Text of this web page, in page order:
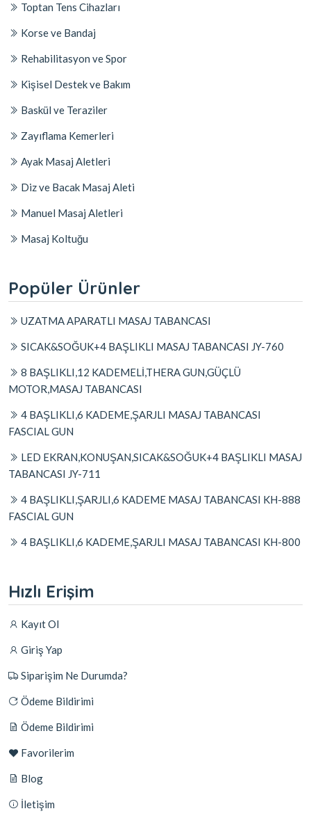
Toptan Tens Cihazları
Korse ve Bandaj
Rehabilitasyon ve Spor
Kişisel Destek ve Bakım
Baskül ve Teraziler
Zayıflama Kemerleri
Ayak Masaj Aletleri
Diz ve Bacak Masaj Aleti
Manuel Masaj Aletleri
Masaj Koltuğu
Popüler Ürünler
UZATMA APARATLI MASAJ TABANCASI
SICAK&SOĞUK+4 BAŞLIKLI MASAJ TABANCASI JY-760
8 BAŞLIKLI,12 KADEMELİ,THERA GUN,GÜÇLÜ
MOTOR,MASAJ TABANCASI
4 BAŞLIKLI,6 KADEME,ŞARJLI MASAJ TABANCASI
FASCIAL GUN
LED EKRAN,KONUŞAN,SICAK&SOĞUK+4 BAŞLIKLI MASAJ
TABANCASI JY-711
4 BAŞLIKLI,ŞARJLI,6 KADEME MASAJ TABANCASI KH-888
FASCIAL GUN
4 BAŞLIKLI,6 KADEME,ŞARJLI MASAJ TABANCASI KH-800
Hızlı Erişim
Kayıt Ol
Giriş Yap
Siparişim Ne Durumda?
Ödeme Bildirimi
Ödeme Bildirimi
Favorilerim
Blog
İletişim